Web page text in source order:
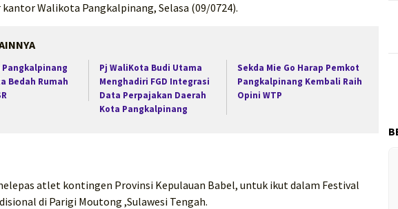
Walikota Pangkalpinang, Selasa (09/0724).
Bedah Rumah
Pj WaliKota Budi Utama
Menghadiri FGD Integrasi
Data Perpajakan Daerah
Kota Pangkalpinang
Sekda Mie Go Harap Pemkot
Pangkalpinang Kembali Raih
Opini WTP
atlet kontingen Provinsi Kepulauan Babel, untuk ikut dalam Festival
di Parigi Moutong ,Sulawesi Tengah.